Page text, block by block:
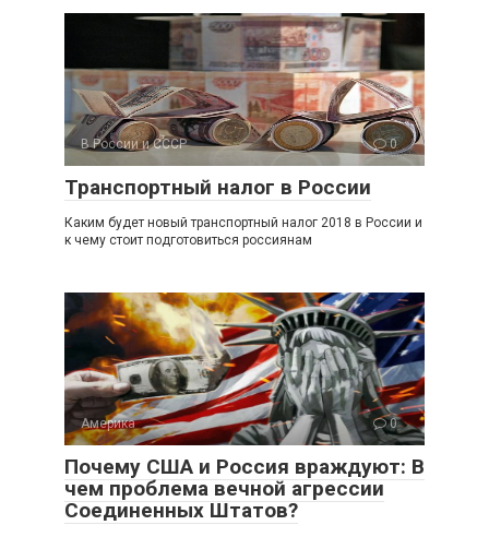
В России и СССР 0
Транспортный налог в России
Каким будет новый транспортный налог 2018 в России и
к чему стоит подготовиться россиянам
Америка 0
Почему США и Россия враждуют: В
чем проблема вечной агрессии
Соединенных Штатов?